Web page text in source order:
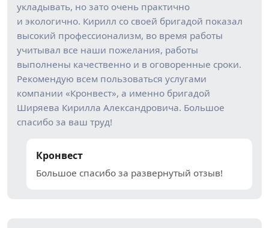
укладывать, но зато очень практично
и экологично. Кирилл со своей бригадой показал
высокий профессионализм, во время работы
учитывал все наши пожелания, работы
выполнены качественно и в оговоренные сроки.
Рекомендую всем пользоваться услугами
компании «Кронвест», а именно бригадой
Ширяева Кирилла Александровича. Большое
спасибо за ваш труд!
Кронвест
Большое спасибо за развернутый отзыв!